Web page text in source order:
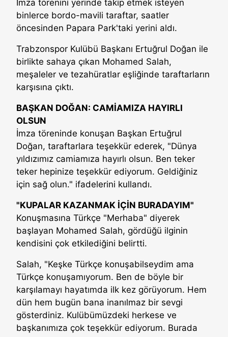
İmza törenini yerinde takip etmek isteyen
binlerce bordo-mavili taraftar, saatler
öncesinden Papara Park'taki yerini aldı.
Trabzonspor Kulübü Başkanı Ertuğrul Doğan ile
birlikte sahaya çıkan Mohamed Salah,
meşaleler ve tezahüratlar eşliğinde taraftarların
karşısına çıktı.
BAŞKAN DOĞAN: CAMİAMIZA HAYIRLI
OLSUN
İmza töreninde konuşan Başkan Ertuğrul
Doğan, taraftarlara teşekkür ederek, "Dünya
yıldızımız camiamıza hayırlı olsun. Ben teker
teker hepinize teşekkür ediyorum. Geldiğiniz
için sağ olun." ifadelerini kullandı.
"KUPALAR KAZANMAK İÇİN BURADAYIM"
Konuşmasına Türkçe "Merhaba" diyerek
başlayan Mohamed Salah, gördüğü ilginin
kendisini çok etkilediğini belirtti.
Salah, "Keşke Türkçe konuşabilseydim ama
Türkçe konuşamıyorum. Ben de böyle bir
karşılamayı hayatımda ilk kez görüyorum. Hem
dün hem bugün bana inanılmaz bir sevgi
gösterdiniz. Kulübümüzdeki herkese ve
başkanımıza çok teşekkür ediyorum. Burada